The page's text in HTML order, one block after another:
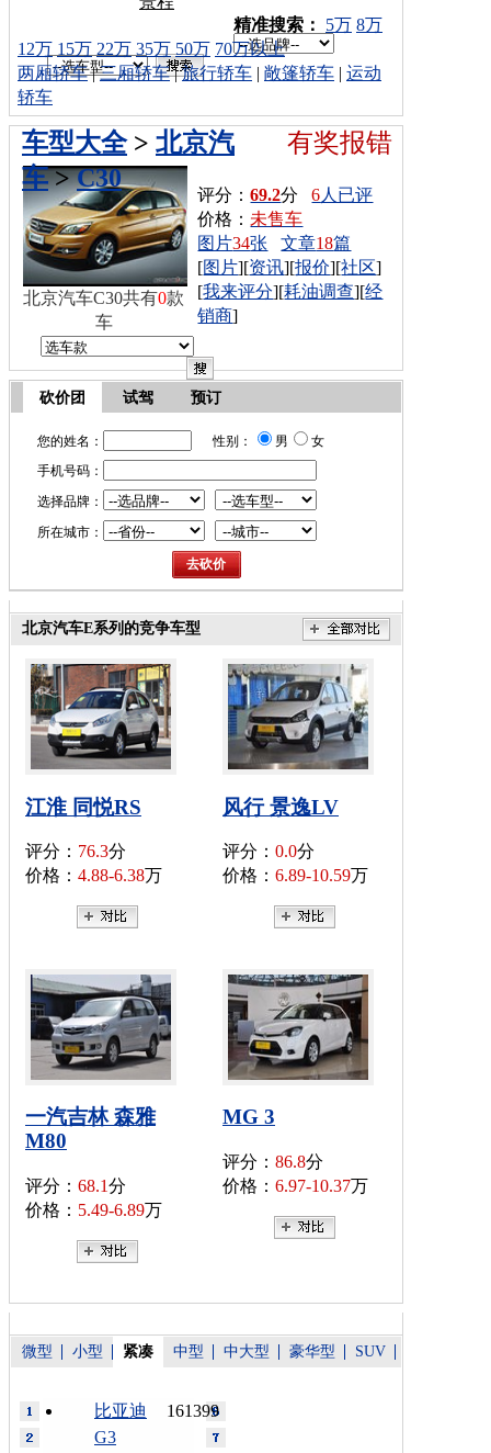
车型搜索：
精准搜索： 5万 8万
12万 15万 22万 35万 50万 70万以上
两厢轿车|三厢轿车|旅行轿车 | 敞篷轿车 | 运动
轿车
有奖报错
车型大全> 北京汽
车>C30
评分：69.2分6人已评
价格： 未售车
图片34张 文章18篇
[图片][资讯][报价][社区]
[我来评分][耗油调查][经
销商]
北京汽车C30共有0款
车
砍价团 试驾 预订
您的姓名： 性别： 男
女
手机号码：
选择品牌：
所在城市：
北京汽车E系列的竞争车型
江淮 同悦RS
评分： 76.3分
价格： 4.88-6.38万
风行 景逸LV
评分： 0.0分
价格： 6.89-10.59万
一汽吉林 森雅
M80
评分： 68.1分
价格： 5.49-6.89万
MG 3
评分： 86.8分
价格： 6.97-10.37万
微型 小型 紧凑 中型 中大型 豪华型 SUV
161399
比亚迪
G3